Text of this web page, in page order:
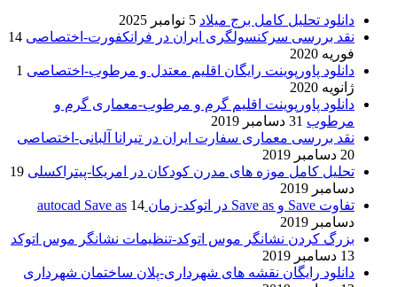
دانلود تحلیل کامل برج میلاد 5 نوامبر 2025
نقد بررسی سرکنسولگری ایران در فرانکفورت-اختصاصی 14
فوریه 2020
دانلود پاورپوینت رایگان اقلیم معتدل و مرطوب-اختصاصی 1
ژانویه 2020
دانلود پاورپوینت اقلیم گرم و مرطوب-معماری گرم و
مرطوب 31 دسامبر 2019
نقد بررسی معماری سفارت ایران در تیرانا آلبانی-اختصاصی
20 دسامبر 2019
تحلیل کامل موزه های مدرن کودکان در امریکا-پیتراکسلی 19
دسامبر 2019
تفاوت Save و Save as در اتوکد-زمان autocad Save as
14
دسامبر 2019
بزرگ کردن نشانگر موس اتوکد-تنظیمات نشانگر موس اتوکد
13 دسامبر 2019
دانلود رایگان نقشه های شهرداری-پلان ساختمان شهرداری